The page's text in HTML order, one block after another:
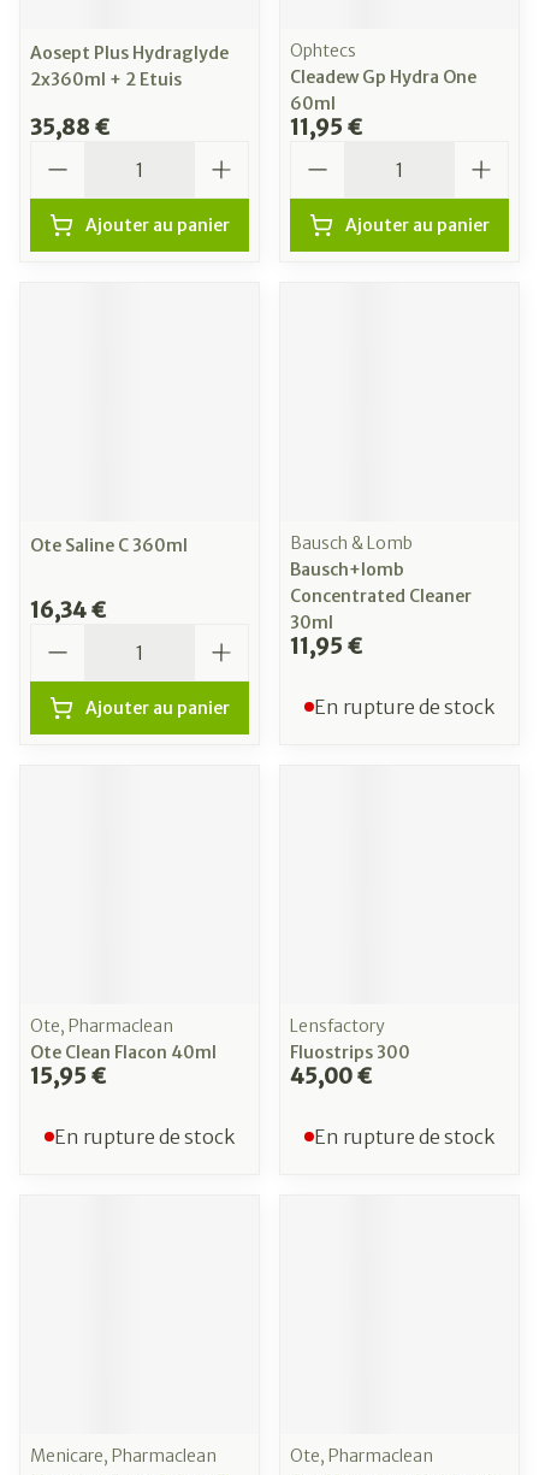
Aosept Plus Hydraglyde
2x360ml + 2 Etuis
35,88 €
Ajouter au panier
Ophtecs
Cleadew Gp Hydra One
60ml
11,95 €
Ajouter au panier
Ote Saline C 360ml
16,34 €
Ajouter au panier
Bausch & Lomb
Bausch+lomb
Concentrated Cleaner
30ml
11,95 €
En rupture de stock
Ote, Pharmaclean
Ote Clean Flacon 40ml
15,95 €
En rupture de stock
Lensfactory
Fluostrips 300
45,00 €
En rupture de stock
Menicare, Pharmaclean
Ote, Pharmaclean